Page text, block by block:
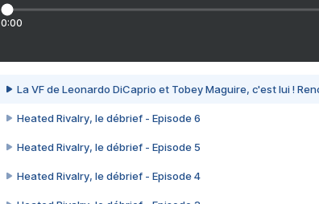
0:00
La VF de Leonardo DiCaprio et Tobey Maguire, c'est lui !
Heated Rivalry, le débrief - Episode 6
Heated Rivalry, le débrief - Episode 5
Heated Rivalry, le débrief - Episode 4